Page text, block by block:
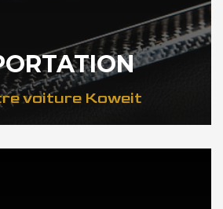
voiture Koweit